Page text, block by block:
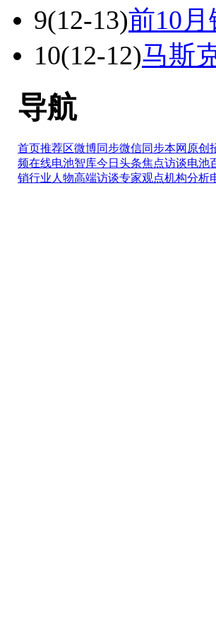
9(12-13)前10
10(12-12)马斯
导航
首页推荐区微博同步微信同步本网原创
频在线电池智库今日头条焦点访谈电池
销行业人物高端访谈专家观点机构分析